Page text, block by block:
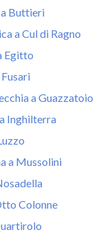
Buttieri
a Cul di Ragno
Egitto
a Guazzatoio
Inghilterra
a Mussolini
Colonne